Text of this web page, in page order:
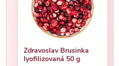
Zdravoslav Brusinka
lyofilizovaná 50 g